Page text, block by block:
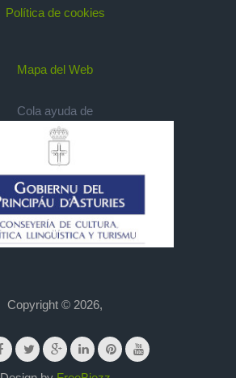
Política de cookies
Mapa del Web
Cola ayuda de
Copyright © 2026,